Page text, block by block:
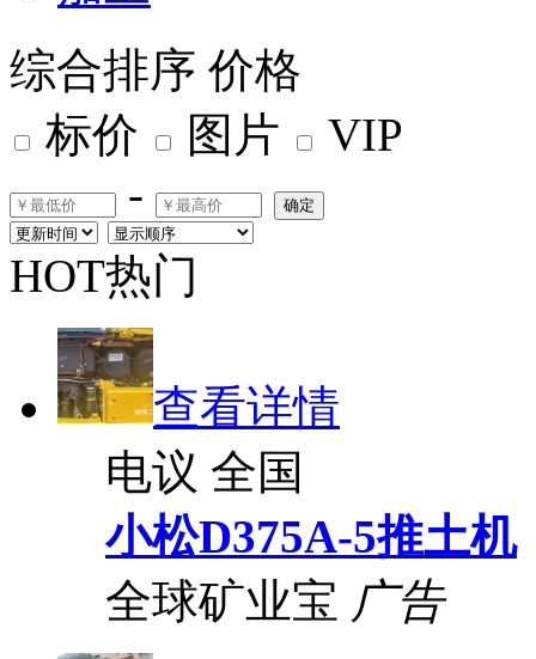
综合排序 价格
标价
图片
VIP
-
确定
HOT热门
查看详情
电议 全国
小松D375A-5推土机
全球矿业宝 广告